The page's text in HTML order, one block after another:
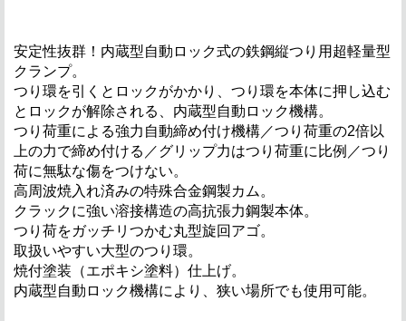
安定性抜群！内蔵型自動ロック式の鉄鋼縦つり用超軽量型
クランプ。
つり環を引くとロックがかかり、つり環を本体に押し込む
とロックが解除される、内蔵型自動ロック機構。
つり荷重による強力自動締め付け機構／つり荷重の2倍以
上の力で締め付ける／グリップ力はつり荷重に比例／つり
荷に無駄な傷をつけない。
高周波焼入れ済みの特殊合金鋼製カム。
クラックに強い溶接構造の高抗張力鋼製本体。
つり荷をガッチリつかむ丸型旋回アゴ。
取扱いやすい大型のつり環。
焼付塗装（エポキシ塗料）仕上げ。
内蔵型自動ロック機構により、狭い場所でも使用可能。